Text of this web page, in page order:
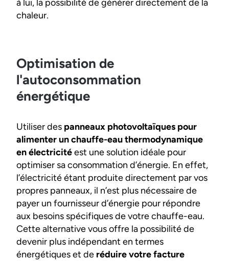
à lui, la possibilité de générer directement de la
chaleur.
Optimisation de
l'autoconsommation
énergétique
Utiliser des panneaux photovoltaïques pour
alimenter un chauffe-eau thermodynamique
en électricitéest une solution idéale pour
optimiser sa consommation d’énergie. En effet,
l’électricité étant produite directement par vos
propres panneaux, il n’est plus nécessaire de
payer un fournisseur d’énergie pour répondre
aux besoins spécifiques de votre chauffe-eau.
Cette alternative vous offre la possibilité de
devenir plus indépendant en termes
énergétiques et de réduire votre facture